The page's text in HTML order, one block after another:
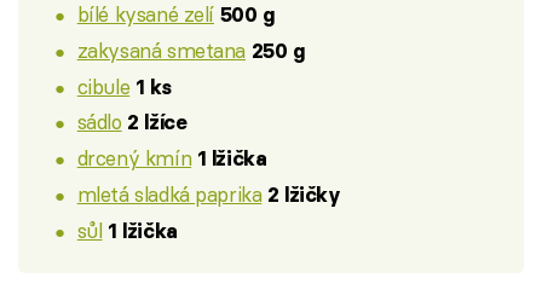
bílé kysané zelí 500 g
zakysaná smetana 250 g
cibule 1 ks
sádlo 2 lžíce
drcený kmín 1 lžička
mletá sladká paprika 2 lžičky
sůl 1 lžička